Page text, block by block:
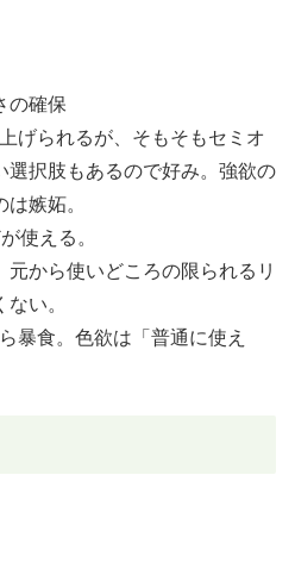
の確保
げられるが、そもそもセミオ
選択肢もあるので好み。強欲の
嫉妬。
使える。
から使いどころの限られるリ
い。
暴食。色欲は「普通に使え